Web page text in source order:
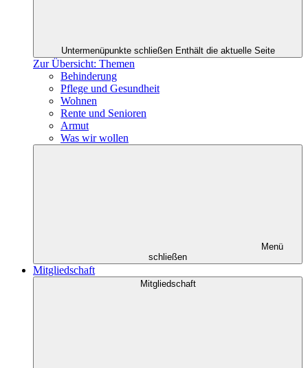
Untermenüpunkte schließen Enthält die aktuelle Seite
Zur Übersicht: Themen
Behinderung
Pflege und Gesundheit
Wohnen
Rente und Senioren
Armut
Was wir wollen
Menü
schließen
Mitgliedschaft
Mitgliedschaft